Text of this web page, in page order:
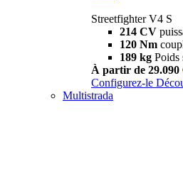
Streetfighter V4 S
214 CV
120 Nm
189 kg Poids
À partir de 29.090
Configurez-le
Multistrada